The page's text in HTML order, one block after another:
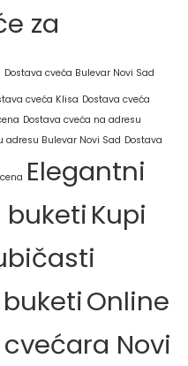
za
Dostava cveća Bulevar Novi Sad
cveća Klisa Dostava cveća
Dostava cveća na adresu
adresu Bulevar Novi Sad Dostava
Elegantni
buketiKupi
Online
Novi